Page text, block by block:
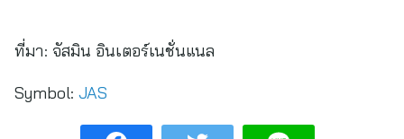
ที่มา: จัสมิน อินเตอร์เนชั่นแนล
Symbol: JAS